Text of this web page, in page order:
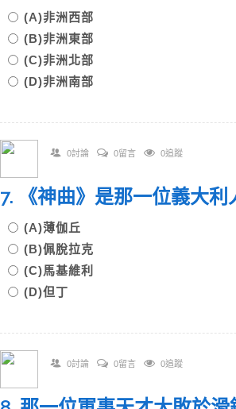
(A)非洲西部
(B)非洲東部
(C)非洲北部
(D)非洲南部
0討論 0留言 0追蹤
7. 《神曲》是那一位義大
(A)薄伽丘
(B)佩脫拉克
(C)馬基維利
(D)但丁
0討論 0留言 0追蹤